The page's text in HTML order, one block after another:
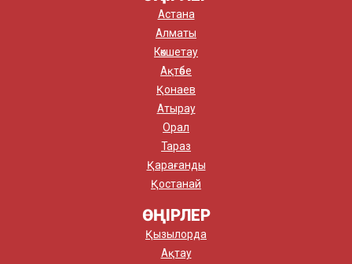
Астана
Алматы
Көкшетау
Ақтөбе
Қонаев
Атырау
Орал
Тараз
Қарағанды
Қостанай
ӨҢІРЛЕР
Қызылорда
Ақтау